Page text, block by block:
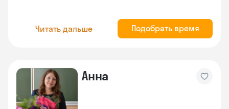
Читать дальше Подобрать время
Анна